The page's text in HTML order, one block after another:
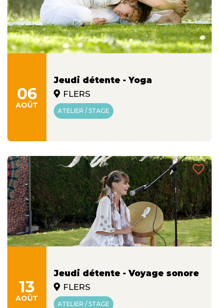
06
AOÛT
Jeudi détente - Yoga
FLERS
ATELIER / STAGE
13
AOÛT
Jeudi détente - Voyage sonore
FLERS
ATELIER / STAGE